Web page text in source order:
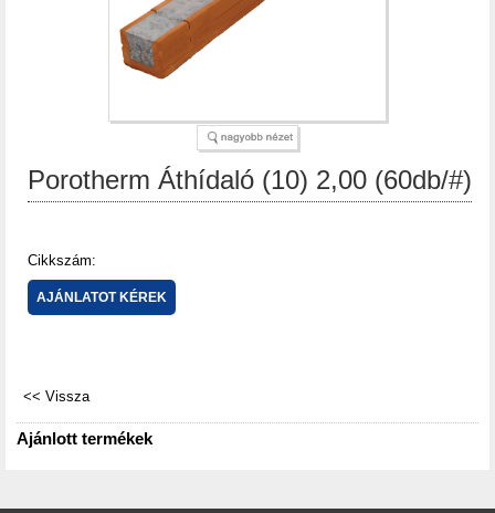
Porotherm Áthídaló (10) 2,00 (60db/#)
Cikkszám:
Ajánlott termékek